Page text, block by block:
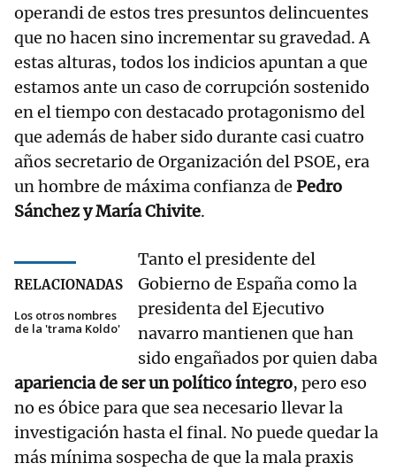
operandi de estos tres presuntos delincuentes
que no hacen sino incrementar su gravedad. A
estas alturas, todos los indicios apuntan a que
estamos ante un caso de corrupción sostenido
en el tiempo con destacado protagonismo del
que además de haber sido durante casi cuatro
años secretario de Organización del PSOE, era
un hombre de máxima confianza de Pedro
Sánchez y María Chivite.
RELACIONADAS
Los otros nombres
de la 'trama Koldo'
Tanto el presidente del
Gobierno de España como la
presidenta del Ejecutivo
navarro mantienen que han
sido engañados por quien daba
apariencia de ser un político íntegro, pero eso
no es óbice para que sea necesario llevar la
investigación hasta el final. No puede quedar la
más mínima sospecha de que la mala praxis